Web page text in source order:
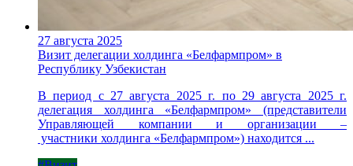
27 августа 2025
Визит делегации холдинга «Белфармпром» в
Республику Узбекистан
В период с 27 августа 2025 г. по 29 августа 2025 г.
делегация холдинга «Белфармпром» (представители
Управляющей компании и организации –
участники холдинга «Белфармпром») находится ...